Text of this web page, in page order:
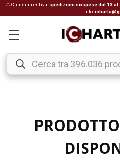
⚠ Chiusura estiva: spedizioni sospese dal 13 al
Info: